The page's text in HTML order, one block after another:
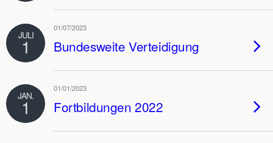
JULI
1
01/07/2023
Bundesweite Verteidigung
JAN.
1
01/01/2023
Fortbildungen 2022